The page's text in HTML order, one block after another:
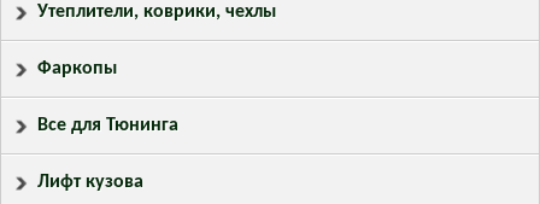
Утеплители, коврики, чехлы
Фаркопы
Все для Тюнинга
Лифт кузова